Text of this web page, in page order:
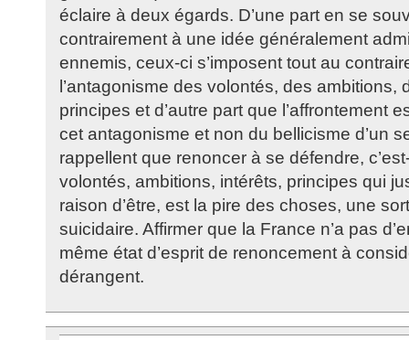
éclaire à deux égards. D’une part en se
contrairement à une idée généralement
ennemis, ceux-ci s’imposent tout au
l’antagonisme des volontés, des ambitions,
principes et d’autre part que l’affrontement
cet antagonisme et non du bellicisme d’un
rappellent que renoncer à se défendre,
volontés, ambitions, intérêts, principes qui
raison d’être, est la pire des choses, une
suicidaire. Affirmer que la France n’a pas
même état d’esprit de renoncement à
dérangent.